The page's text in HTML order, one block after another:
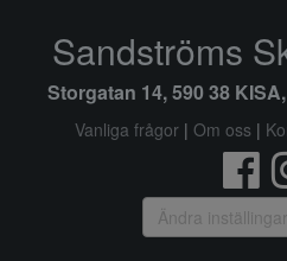
Sandströms
Storgatan 14, 590 38
Vanliga frågor | Om oss |
Ändra